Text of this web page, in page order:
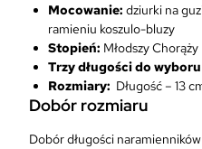
Mocowanie: dziurki na
ramieniu koszulo-bluzy
Stopień: Młodszy Chorąży
Trzy długości do
Rozmiary: Długość – 13
Dobór rozmiaru
Dobór długości